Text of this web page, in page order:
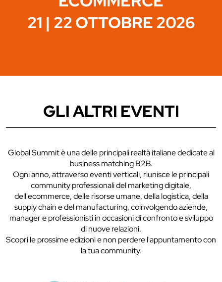
21 | 22 OTTOBRE 2026
GLI ALTRI EVENTI
Global Summit è una delle principali realtà italiane dedicate al
business matching B2B.
Ogni anno, attraverso eventi verticali, riunisce le principali
community professionali del marketing digitale,
dell'ecommerce, delle risorse umane, della logistica, della
supply chain e del manufacturing, coinvolgendo aziende,
manager e professionisti in occasioni di confronto e sviluppo
di nuove relazioni.
Scopri le prossime edizioni e non perdere l'appuntamento con
la tua community.